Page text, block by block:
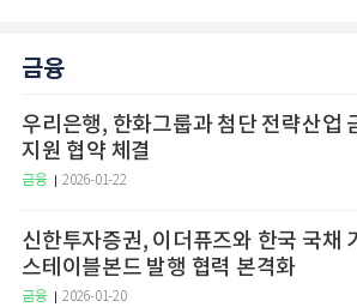
금융
우리은행, 한화그룹과 첨단 전략산업
지원 협약 체결
금융 2026-01-22
신한투자증권, 이더퓨즈와 한국 국채
스테이블본드 발행 협력 본격화
금융 2026-01-20